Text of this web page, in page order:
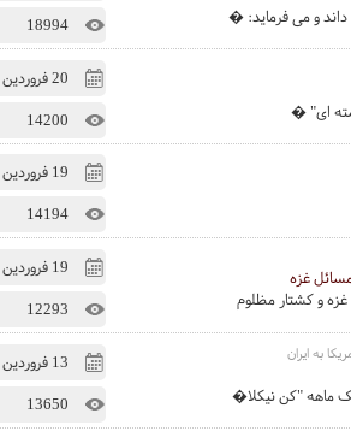
داند و می فرماید: �
18994
20 فروردين 97
14200
19 فروردين 97
14194
مسائل غزه
و کشتار مظلوم
19 فروردين 97
12293
به ایران
ماهه "کن نيکلا�
13 فروردين 97
13650